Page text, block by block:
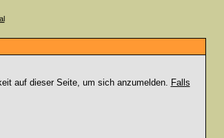
auf dieser Seite, um sich anzumelden. Falls